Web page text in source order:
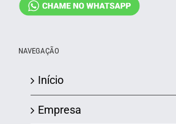
NAVEGAÇÃO
Início
Empresa